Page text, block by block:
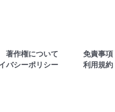
著作権について 免責事項
バシーポリシー 利用規約